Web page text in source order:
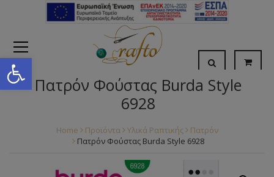
Open toolbar
Πατρόν Φούστας Burda Style
6928
Home Προϊόντα Υλικά Ραπτικής
Πατρόν
Πατρόν Φούστας Burda Style 6928